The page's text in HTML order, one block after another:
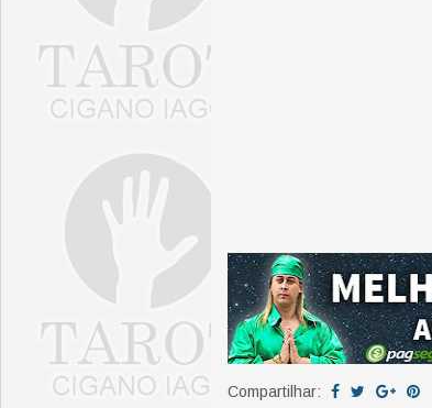
Compartilhar: